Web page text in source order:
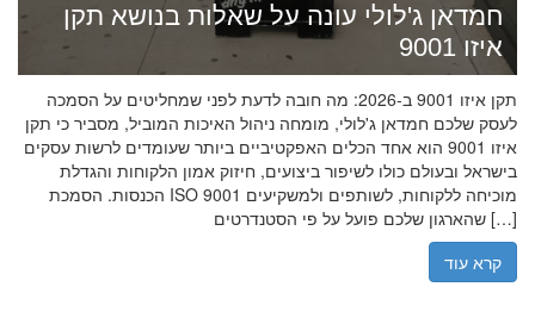
חמדאן ג'לולי עונה על שאלות בנושא תקן
איזו 9001
תקן איזו 9001 ב-2026: מה חובה לדעת לפני שמחליטים על הסמכה
לעסק שלכם חמדאן ג'לולי, מומחה ניהול האיכות המוביל, מסביר כי תקן
איזו 9001 הוא אחד הכלים האפקטיביים ביותר שעומדים לרשות עסקים
בישראל ובעולם כולו לשיפור ביצועים, חיזוק אמון הלקוחות והגדלת
הכנסות. הסמכת ISO 9001 מוכיחה ללקוחות, לשותפים ולמשקיעים
שהארגון שלכם פועל על פי הסטנדרטים […]
קרא עוד